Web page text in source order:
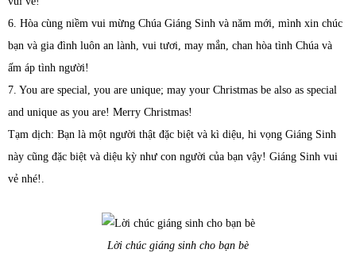
6. Hòa cùng niềm vui mừng Chúa Giáng Sinh và năm mới, mình xin chúc
bạn và gia đình luôn an lành, vui tươi, may mắn, chan hòa tình Chúa và
ấm áp tình người!
7. You are special, you are unique; may your Christmas be also as special
and unique as you are! Merry Christmas!
Tạm dịch: Bạn là một người thật đặc biệt và kì diệu, hi vọng Giáng Sinh
này cũng đặc biệt và diệu kỳ như con người của bạn vậy! Giáng Sinh vui
vẻ nhé!.
Lời chúc giáng sinh cho bạn bè